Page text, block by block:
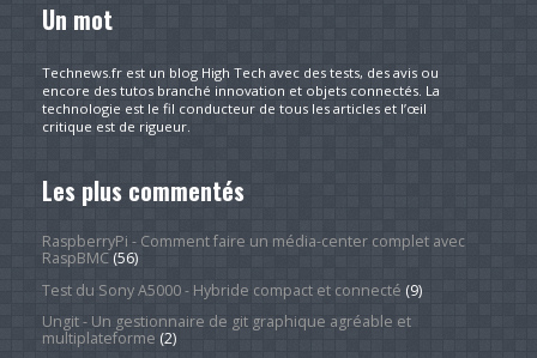
Un mot
Technews.fr est un blog High Tech avec des tests, des avis ou
encore des tutos branché innovation et objets connectés. La
technologie est le fil conducteur de tous les articles et l’œil
critique est de rigueur.
Les plus commentés
RaspberryPi - Comment faire un média-center complet avec
RaspBMC(56)
Test du Sony A5000 - Hybride compact et connecté (9)
Ungit - Un gestionnaire de git graphique agréable et
multiplateforme (2)